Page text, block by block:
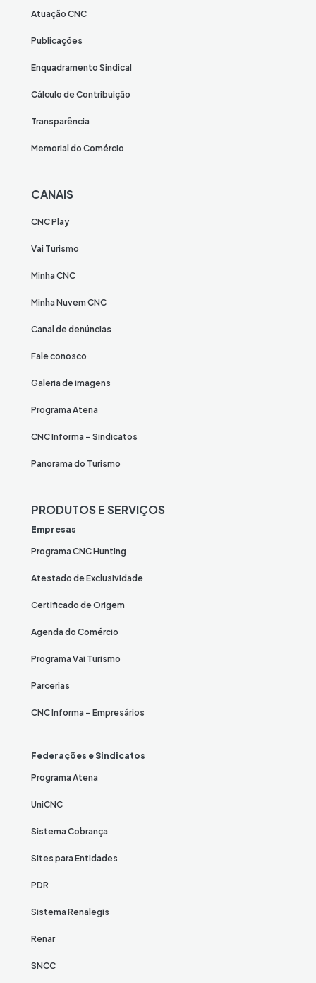
Atuação CNC
Publicações
Enquadramento Sindical
Cálculo de Contribuição
Transparência
Memorial do Comércio
CANAIS
CNC Play
Vai Turismo
Minha CNC
Minha Nuvem CNC
Canal de denúncias
Fale conosco
Galeria de imagens
Programa Atena
CNC Informa – Sindicatos
Panorama do Turismo
PRODUTOS E SERVIÇOS
Empresas
Programa CNC Hunting
Atestado de Exclusividade
Certificado de Origem
Agenda do Comércio
Programa Vai Turismo
Parcerias
CNC Informa – Empresários
Federações e Sindicatos
Programa Atena
UniCNC
Sistema Cobrança
Sites para Entidades
PDR
Sistema Renalegis
Renar
SNCC